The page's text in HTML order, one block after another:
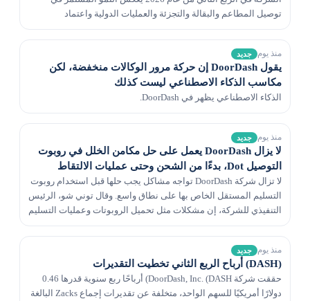
توصيل المطاعم والبقالة والتجزئة والعمليات الدولية واعتماد
منذ يوم جديد
يقول DoorDash إن حركة مرور الوكالات منخفضة، لكن
مكاسب الذكاء الاصطناعي ليست كذلك
الذكاء الاصطناعي يظهر في DoorDash.
منذ يوم جديد
لا يزال DoorDash يعمل على حل مكامن الخلل في روبوت
التوصيل Dot، بدءًا من الشحن وحتى عمليات الالتقاط
لا تزال شركة DoorDash تواجه مشاكل يجب حلها قبل استخدام روبوت
التسليم المستقل الخاص بها على نطاق واسع. وقال توني شو، الرئيس
التنفيذي للشركة، إن مشكلات مثل تحميل الروبوتات وعمليات التسليم
منذ يوم جديد
(DASH) أرباح الربع الثاني تخطيت التقديرات
حققت شركة DoorDash, Inc. (DASH) أرباحًا ربع سنوية قدرها 0.46
دولارًا أمريكيًا للسهم الواحد، متخلفة عن تقديرات إجماع Zacks البالغة